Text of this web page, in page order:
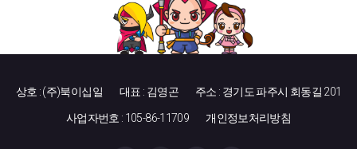
상호 : (주)북이십일 대표 : 김영곤 주소 : 경기도 파주시 회동길 201
사업자번호 : 105-86-11709 개인정보처리방침